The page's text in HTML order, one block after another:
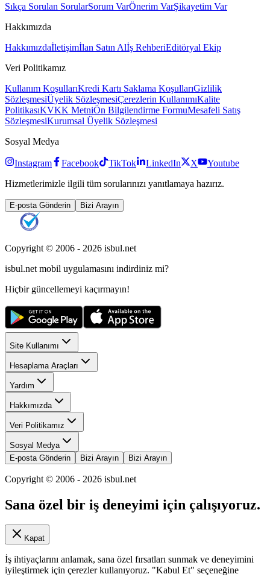
Sıkça Sorulan SorularSorum VarÖnerim VarŞikayetim Var
Hakkımızda
Hakkımızdaİletişimİlan Satın Alİş RehberiEditöryal Ekip
Veri Politikamız
Kullanım KoşullarıKredi Kartı Saklama KoşullarıGizlilik
SözleşmesiÜyelik SözleşmesiÇerezlerin KullanımıKalite
PolitikasıKVKK MetniÖn Bilgilendirme FormuMesafeli Satış
SözleşmesiKurumsal Üyelik Sözleşmesi
Sosyal Medya
Instagram Facebook TikTok LinkedIn X
Youtube
Hizmetlerimizle ilgili tüm sorularınızı yanıtlamaya hazırız.
E-posta Gönderin Bizi Arayın
Copyright © 2006 - 2026 isbul.net
isbul.net mobil uygulamasını indirdiniz mi?
Hiçbir güncellemeyi kaçırmayın!
Site Kullanımı
Hesaplama Araçları
Yardım
Hakkımızda
Veri Politikamız
Sosyal Medya
E-posta Gönderin
Bizi Arayın Bizi Arayın
Copyright © 2006 - 2026 isbul.net
Sana özel bir iş deneyimi için çalışıyoruz.
Kapat
İş ihtiyaçlarını anlamak, sana özel fırsatları sunmak ve deneyimini
iyileştirmek için çerezler kullanıyoruz. "Kabul Et" seçeneğine